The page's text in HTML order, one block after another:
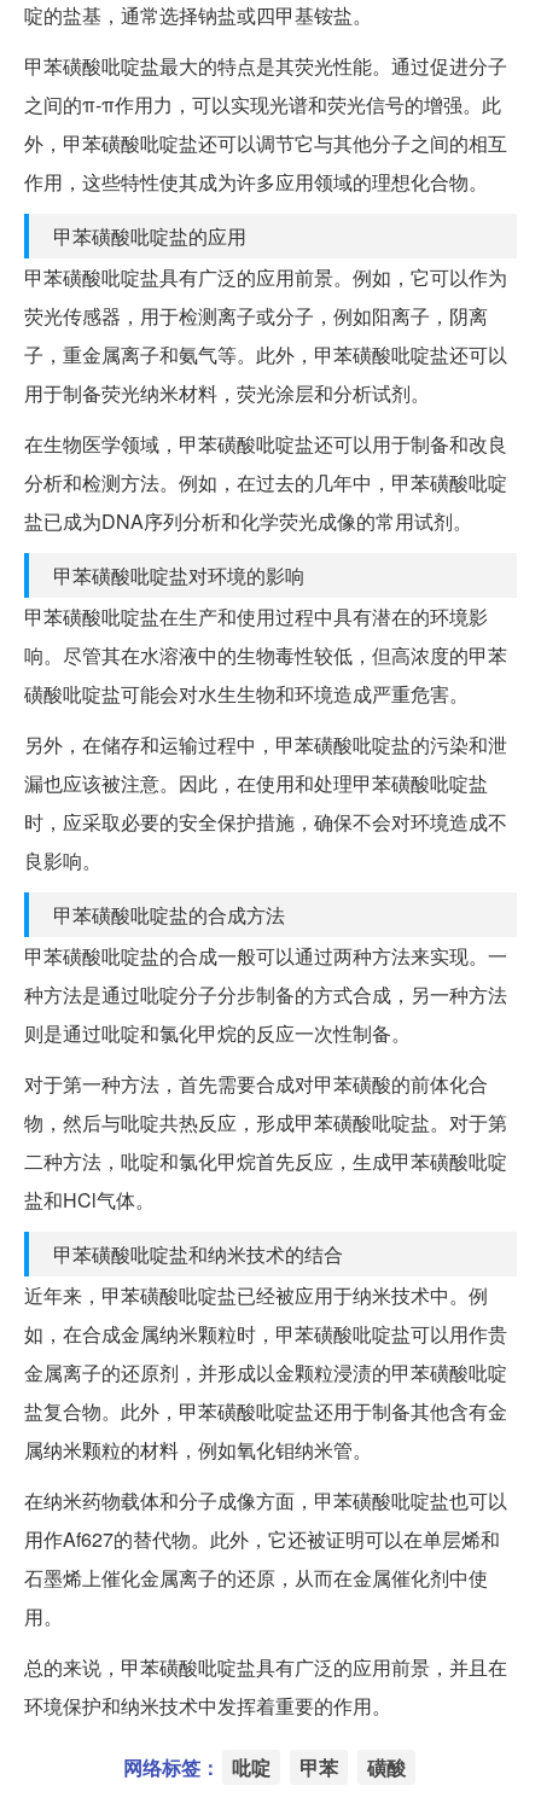
啶的盐基，通常选择钠盐或四甲基铵盐。
甲苯磺酸吡啶盐最大的特点是其荧光性能。通过促进分子
之间的π-π作用力，可以实现光谱和荧光信号的增强。此
外，甲苯磺酸吡啶盐还可以调节它与其他分子之间的相互
作用，这些特性使其成为许多应用领域的理想化合物。
甲苯磺酸吡啶盐的应用
甲苯磺酸吡啶盐具有广泛的应用前景。例如，它可以作为
荧光传感器，用于检测离子或分子，例如阳离子，阴离
子，重金属离子和氨气等。此外，甲苯磺酸吡啶盐还可以
用于制备荧光纳米材料，荧光涂层和分析试剂。
在生物医学领域，甲苯磺酸吡啶盐还可以用于制备和改良
分析和检测方法。例如，在过去的几年中，甲苯磺酸吡啶
盐已成为DNA序列分析和化学荧光成像的常用试剂。
甲苯磺酸吡啶盐对环境的影响
甲苯磺酸吡啶盐在生产和使用过程中具有潜在的环境影
响。尽管其在水溶液中的生物毒性较低，但高浓度的甲苯
磺酸吡啶盐可能会对水生生物和环境造成严重危害。
另外，在储存和运输过程中，甲苯磺酸吡啶盐的污染和泄
漏也应该被注意。因此，在使用和处理甲苯磺酸吡啶盐
时，应采取必要的安全保护措施，确保不会对环境造成不
良影响。
甲苯磺酸吡啶盐的合成方法
甲苯磺酸吡啶盐的合成一般可以通过两种方法来实现。一
种方法是通过吡啶分子分步制备的方式合成，另一种方法
则是通过吡啶和氯化甲烷的反应一次性制备。
对于第一种方法，首先需要合成对甲苯磺酸的前体化合
物，然后与吡啶共热反应，形成甲苯磺酸吡啶盐。对于第
二种方法，吡啶和氯化甲烷首先反应，生成甲苯磺酸吡啶
盐和HCl气体。
甲苯磺酸吡啶盐和纳米技术的结合
近年来，甲苯磺酸吡啶盐已经被应用于纳米技术中。例
如，在合成金属纳米颗粒时，甲苯磺酸吡啶盐可以用作贵
金属离子的还原剂，并形成以金颗粒浸渍的甲苯磺酸吡啶
盐复合物。此外，甲苯磺酸吡啶盐还用于制备其他含有金
属纳米颗粒的材料，例如氧化钼纳米管。
在纳米药物载体和分子成像方面，甲苯磺酸吡啶盐也可以
用作Af627的替代物。此外，它还被证明可以在单层烯和
石墨烯上催化金属离子的还原，从而在金属催化剂中使
用。
总的来说，甲苯磺酸吡啶盐具有广泛的应用前景，并且在
环境保护和纳米技术中发挥着重要的作用。
网络标签： 吡啶 甲苯 磺酸